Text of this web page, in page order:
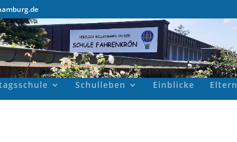
Schulleben Einblicke Eltern